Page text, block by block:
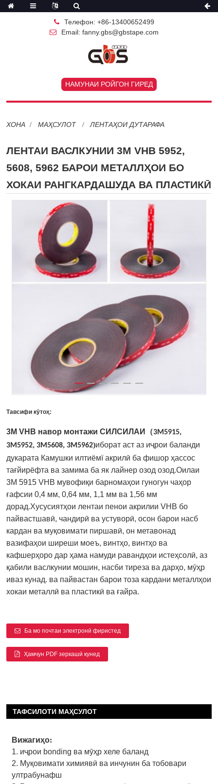
Телефон: +86-13400652499
Email: fanny.gbs@gbstape.com
НАМУНАИ РОЙГОН ГИРЕД
ХОНА МАҲСУЛОТ ЛЕНТАҲОИ ДУТАРАФА
ЛЕНТАИ ВАСЛКУНИИ 3M VHB 5952,
5608, 5962 БАРОИ МЕТАЛЛҲОИ БО
ХОКАИ РАНГКАРДАШУДА ВА ПЛАСТИКӢ
Тавсифи кӯтоҳ:
3M VHB навор монтажи СИЛСИЛАИ （3M5915,
3M5952, 3M5608, 3M5962)иборат аст аз иҷрои баланди
дукарата Камушки илтиёмї акрилӣ ба фишор ҳассос
тағйирёфта ва замима ба як лайнер озод озод.Оилаи
3M 5915 VHB мувофиқи барномаҳои гуногун чаҳор
ғафсии 0,4 мм, 0,64 мм, 1,1 мм ва 1,56 мм
дорад.Хусусиятҳои лентаи пенои акрилии VHB бо
пайвастшавӣ, чандирӣ ва устуворӣ, осон барои насб
кардан ва муқовимати пиршавӣ, он метавонад
вазифаҳои ширеши моеъ, винтҳо, винтҳо ва
кафшерҳоро дар ҳама намуди равандҳои истеҳсолӣ, аз
қабили васлкунии мошин, насби тиреза ва дарҳо, мӯҳр
иваз кунад. ва пайвастан барои тоза кардани металлҳои
хокаи металлӣ ва пластикӣ ва ғайра.
Ба мо почтаи электронӣ фиристед
Ҳамчун PDF зеркашӣ кунед
ТАФСИЛОТИ МАҲСУЛОТ
Вижагиҳо:
1. иҷрои bonding ва мӯҳр хеле баланд
2. Муқовимати химиявӣ ва инчунин ба тобовари
ултрабунафш